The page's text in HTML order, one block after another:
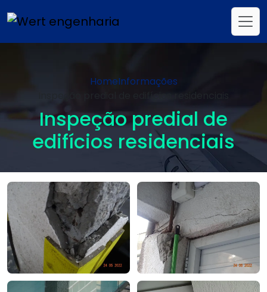
HomeInformações
Inspeção predial de
edifícios residenciais